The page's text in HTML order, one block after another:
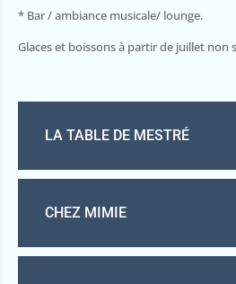
* Bar / ambiance musicale/ lounge.
Glaces et boissons à partir de juillet
LA TABLE DE MESTRÉ
CHEZ MIMIE